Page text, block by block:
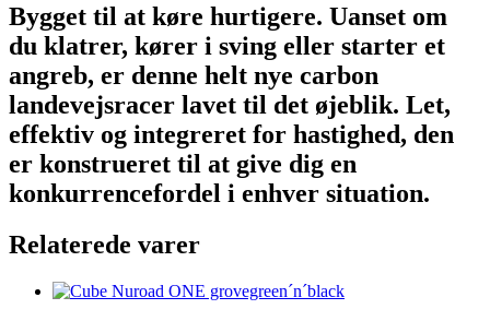
Bygget til at køre hurtigere. Uanset om
du klatrer, kører i sving eller starter et
angreb, er denne helt nye carbon
landevejsracer lavet til det øjeblik. Let,
effektiv og integreret for hastighed, den
er konstrueret til at give dig en
konkurrencefordel i enhver situation.
Relaterede varer